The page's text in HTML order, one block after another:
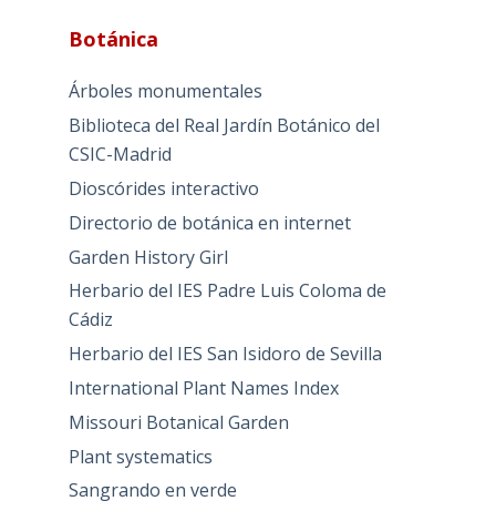
Botánica
Árboles monumentales
Biblioteca del Real Jardín Botánico del
CSIC-Madrid
Dioscórides interactivo
Directorio de botánica en internet
Garden History Girl
Herbario del IES Padre Luis Coloma de
Cádiz
Herbario del IES San Isidoro de Sevilla
International Plant Names Index
Missouri Botanical Garden
Plant systematics
Sangrando en verde